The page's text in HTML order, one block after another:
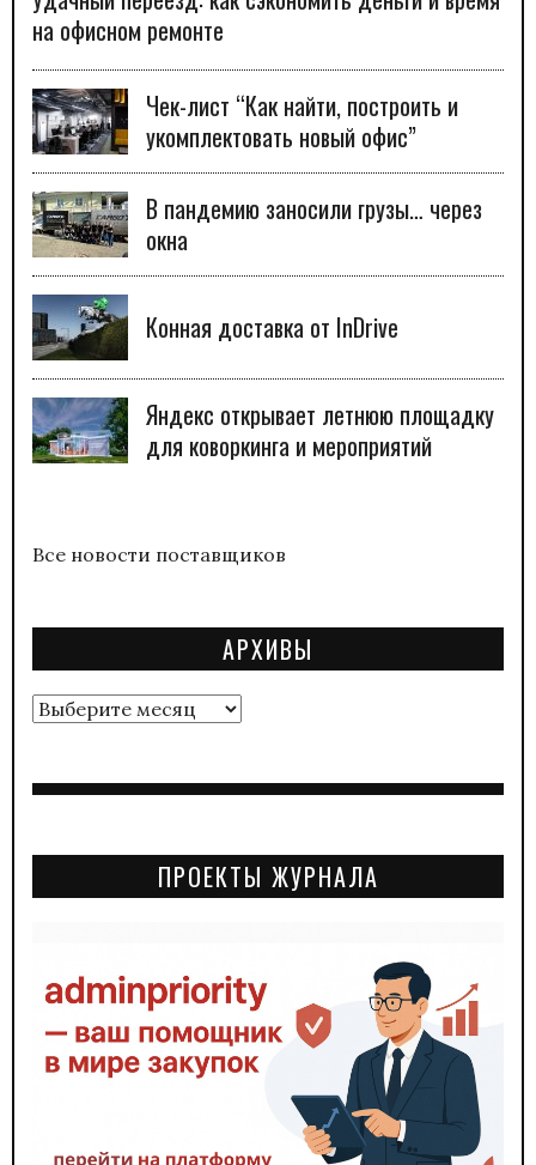
на офисном ремонте
Чек-лист “Как найти, построить и
укомплектовать новый офис”
В пандемию заносили грузы… через
окна
Конная доставка от InDrive
Яндекс открывает летнюю площадку
для коворкинга и мероприятий
Все новости поставщиков
АРХИВЫ
Архивы
ПРОЕКТЫ ЖУРНАЛА